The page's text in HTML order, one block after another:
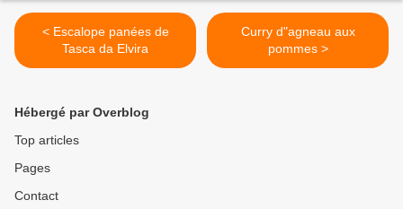
< Escalope panées de
Tasca da Elvira
Curry d"agneau aux
pommes >
Hébergé par Overblog
Top articles
Pages
Contact